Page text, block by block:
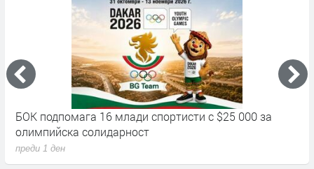
БОК подпомага 16 млади спортисти с $25 000 за
олимпийска солидарност
преди 1 ден